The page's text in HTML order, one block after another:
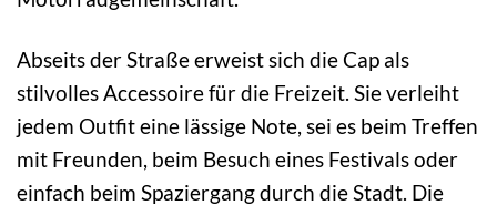
Abseits der Straße erweist sich die Cap als
stilvolles Accessoire für die Freizeit. Sie verleiht
jedem Outfit eine lässige Note, sei es beim Treffen
mit Freunden, beim Besuch eines Festivals oder
einfach beim Spaziergang durch die Stadt. Die